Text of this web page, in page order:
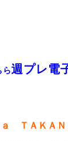
ら週プレ電
ＴＡＫＡＮ